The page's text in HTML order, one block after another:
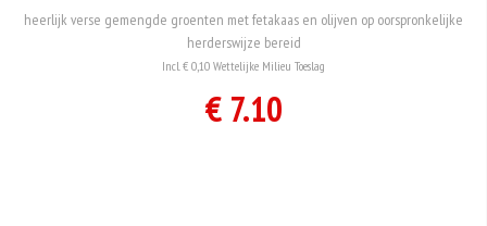
heerlijk verse gemengde groenten met fetakaas en olijven op oorspronkelijke
herderswijze bereid
Incl. € 0,10 Wettelijke Milieu Toeslag
€ 7.10